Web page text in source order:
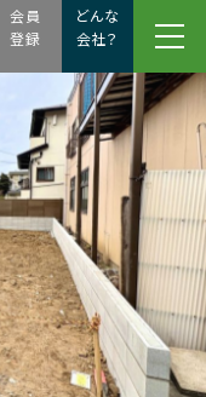
会員
登録
どんな
会社？